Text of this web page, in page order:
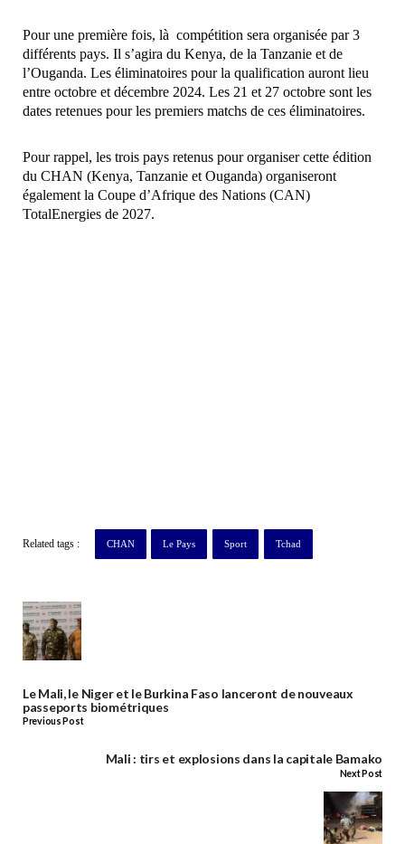
Pour une première fois, là compétition sera organisée par 3
différents pays. Il s’agira du Kenya, de la Tanzanie et de
l’Ouganda. Les éliminatoires pour la qualification auront lieu
entre octobre et décembre 2024. Les 21 et 27 octobre sont les
dates retenues pour les premiers matchs de ces éliminatoires.
Pour rappel, les trois pays retenus pour organiser cette édition
du CHAN (Kenya, Tanzanie et Ouganda) organiseront
également la Coupe d’Afrique des Nations (CAN)
TotalEnergies de 2027.
Related tags : CHAN Le Pays Sport Tchad
Le Mali, le Niger et le Burkina Faso lanceront de nouveaux
passeports biométriques
Previous Post
Mali : tirs et explosions dans la capitale Bamako
Next Post